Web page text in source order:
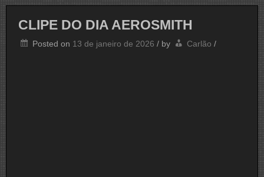
AEROSMITH
CLIPE DO DIA AEROSMITH
Posted on 13 de janeiro de 2026 / by Carlão /